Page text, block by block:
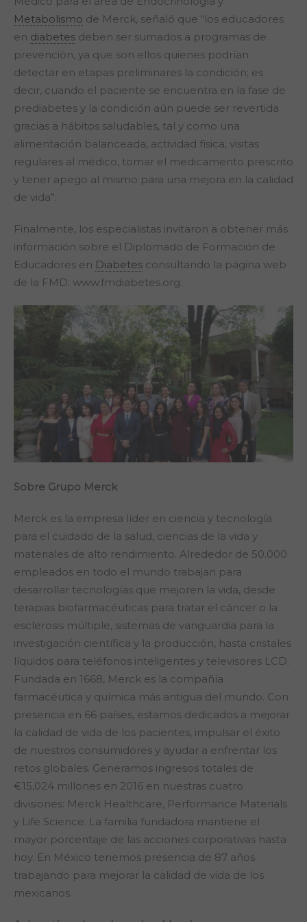
Metabolismo de Merck, señaló que “los educadores
en diabetes deben ser sumados a programas de
prevención, ya que son ellos quienes podrían
detectar en etapas preliminares la condición; es
decir, cuando el paciente se encuentra en la fase de
prediabetes y la condición aún puede ser revertida
gracias a hábitos saludables, tal y como una
alimentación balanceada, actividad física, visitas
regulares al médico, tomar el medicamento prescrito
y tener apego al mismo para una mejora en la calidad
de vida”.
Finalmente, los especialistas invitaron a obtener más
información sobre el Diplomado de Formación de
Educadores en Diabetes consultando la página web
de la FMD: www.fmdiabetes.org.
Sobre Grupo Merck
Merck es la empresa líder en ciencia y tecnología
para el cuidado de la salud, ciencias de la vida y
materiales de alto rendimiento. Alrededor de 50.000
empleados en todo el mundo trabajan para
desarrollar tecnologías que mejoren la vida, desde
terapias biofarmacéuticas para tratar el cáncer o la
esclerosis múltiple, sistemas de vanguardia para la
investigación científica y la producción, hasta cristales
líquidos para teléfonos inteligentes y televisores LCD.
Fundada en 1668, Merck es la compañía
farmacéutica y química más antigua del mundo. Con
presencia en 66 países, estamos dedicados a mejorar
la calidad de vida de los pacientes, impulsar el éxito
de nuestros consumidores y ayudar a enfrentar los
retos globales. Generamos ingresos totales de
€15,024 millones en 2016 en nuestras cuatro
divisiones: Merck Healthcare, Performance Materials
y Life Science. La familia fundadora mantiene el
mayor porcentaje de las acciones corporativas hasta
hoy. En México tenemos presencia de 87 años
trabajando para mejorar la calidad de vida de los
mexicanos.